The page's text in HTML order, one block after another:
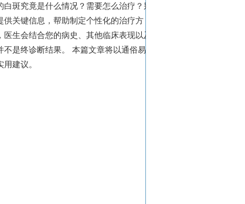
斑究竟是什么情况？需要怎么治疗？别
关键信息，帮助制定个性化的治疗方
生会结合您的病史、其他临床表现以及
是终诊断结果。 本篇文章将以通俗易懂
建议。